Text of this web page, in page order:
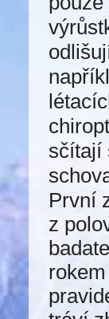
sčítají
První
z